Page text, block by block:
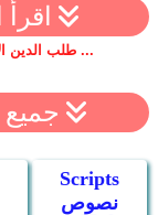
اقرأ القرآن
... Requesting Ẹsin Islam ... ... طلب الدين الإسلامي ...
Scripts
نصوص